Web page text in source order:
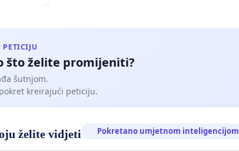
PETICIJU
što želite promijeniti?
šutnjom.
kreirajući peticiju.
želite vidjeti Pokretano umjetnom inteligencijom